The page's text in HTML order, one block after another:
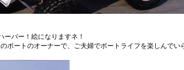
ライヤー。場所はヨットハー
ボートライフを楽しんでいらっしゃる